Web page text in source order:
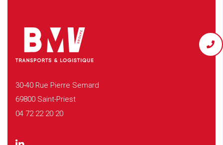
30-40 Rue Pierre Semard
69800 Saint-Priest
04 72 22 20 20